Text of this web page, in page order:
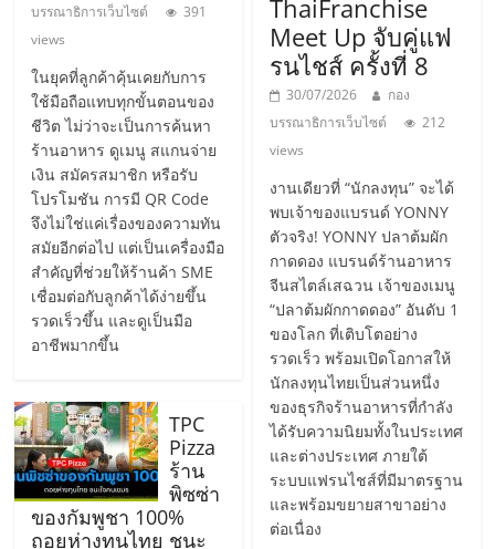
การ
ลงทุน
และ
ขยาย
สา
ขา
แฟ
รน
ไชส์,
บรรณาธิการเว็บไซต์
391
views
ในยุคที่ลูกค้าคุ้นเคยกับการ
ใช้มือถือแทบทุกขั้นตอนของ
ชีวิต ไม่ว่าจะเป็นการค้นหา
ร้านอาหาร ดูเมนู สแกนจ่าย
เงิน สมัครสมาชิก หรือรับ
โปรโมชัน การมี QR Code
จึงไม่ใช่แค่เรื่องของความทัน
สมัยอีกต่อไป แต่เป็นเครื่องมือ
สำคัญที่ช่วยให้ร้านค้า SME
เชื่อมต่อกับลูกค้าได้ง่ายขึ้น
รวดเร็วขึ้น และดูเป็นมือ
อาชีพมากขึ้น
TPC
Pizza
ร้าน
พิซซ่า
ของกัมพูชา 100%
ถอยห่างทุนไทย ชนะ
ThaiFranchise
Meet Up จับคู่แฟ
รนไชส์ ครั้งที่ 8
30/07/2026
กอง
บรรณาธิการเว็บไซต์
212
views
งานเดียวที่ “นักลงทุน” จะได้
พบเจ้าของแบรนด์ YONNY
ตัวจริง! YONNY ปลาต้มผัก
กาดดอง แบรนด์ร้านอาหาร
จีนสไตล์เสฉวน เจ้าของเมนู
“ปลาต้มผักกาดดอง” อันดับ 1
ของโลก ที่เติบโตอย่าง
รวดเร็ว พร้อมเปิดโอกาสให้
นักลงทุนไทยเป็นส่วนหนึ่ง
ของธุรกิจร้านอาหารที่กำลัง
ได้รับความนิยมทั้งในประเทศ
และต่างประเทศ ภายใต้
ระบบแฟรนไชส์ที่มีมาตรฐาน
และพร้อมขยายสาขาอย่าง
ต่อเนื่อง